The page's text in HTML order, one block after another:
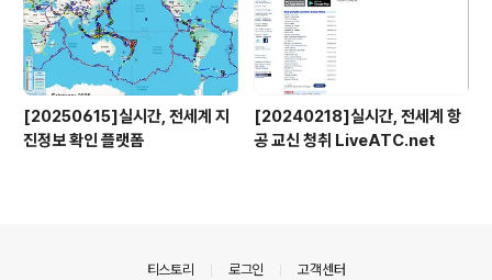
[20250615]실시간, 전세계 지
진정보 확인 플랫폼
[20240218]실시간, 전세계 항
공 교신 청취 LiveATC.net
티스토리 로그인 고객센터